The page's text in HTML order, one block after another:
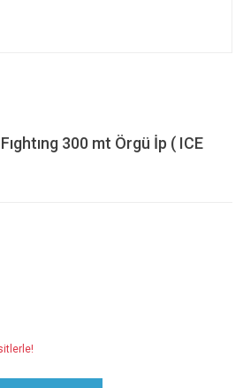
300 mt Örgü İp ( ICE